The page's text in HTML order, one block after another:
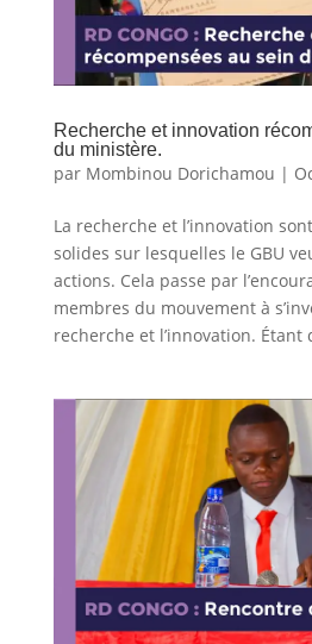
Recherche et innovation
du ministère.
par Mombinou Dorichamou |
La recherche et l’innovation
solides sur lesquelles le GBU
actions. Cela passe par
membres du mouvement à
recherche et l’innovation. Étant